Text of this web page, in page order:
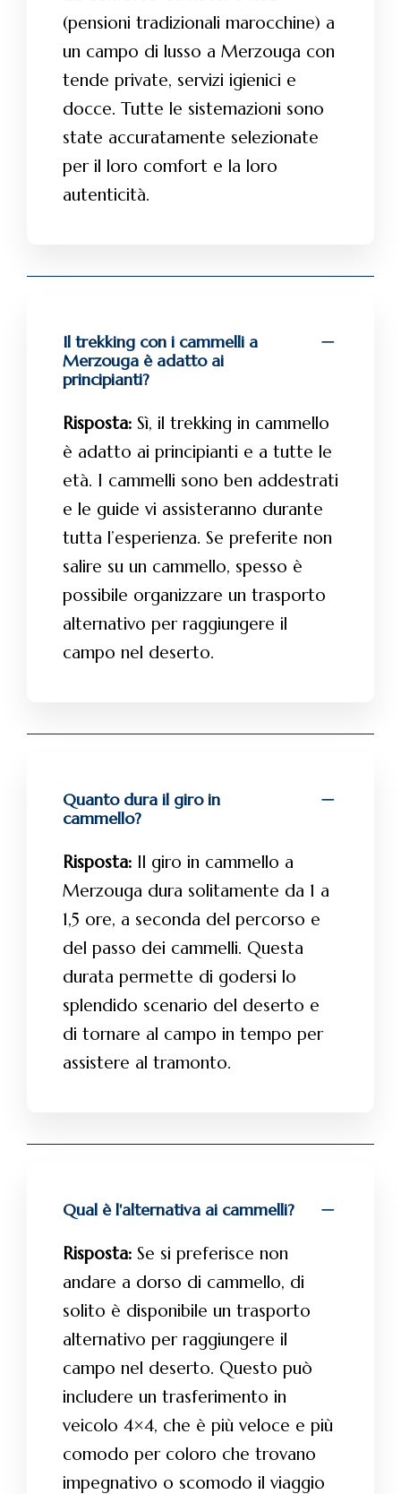
(pensioni tradizionali marocchine) a
un campo di lusso a Merzouga con
tende private, servizi igienici e
docce. Tutte le sistemazioni sono
state accuratamente selezionate
per il loro comfort e la loro
autenticità.
Il trekking con i cammelli a
Merzouga è adatto ai
principianti?
Risposta: Sì, il trekking in cammello
è adatto ai principianti e a tutte le
età. I cammelli sono ben addestrati
e le guide vi assisteranno durante
tutta l’esperienza. Se preferite non
salire su un cammello, spesso è
possibile organizzare un trasporto
alternativo per raggiungere il
campo nel deserto.
Quanto dura il giro in
cammello?
Risposta: Il giro in cammello a
Merzouga dura solitamente da 1 a
1,5 ore, a seconda del percorso e
del passo dei cammelli. Questa
durata permette di godersi lo
splendido scenario del deserto e
di tornare al campo in tempo per
assistere al tramonto.
Qual è l'alternativa ai cammelli?
Risposta: Se si preferisce non
andare a dorso di cammello, di
solito è disponibile un trasporto
alternativo per raggiungere il
campo nel deserto. Questo può
includere un trasferimento in
veicolo 4×4, che è più veloce e più
comodo per coloro che trovano
impegnativo o scomodo il viaggio